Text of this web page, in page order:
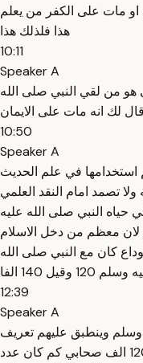
او مات على الكفر من يعلم
هذا فلذلك هذا
10:11
Speaker A
هو من لقي النبي صلى الله
10:50
Speaker A
استخدامها في علم الحديث
ولا تصمد امام النقد العلمي
حياه النبي صلى الله عليه
لان معظم من دخل الاسلام
كان مع النبي صلى الله
12:39
Speaker A
وسلم وينطبق عليهم تعريف
الصحابي بتعريف اهل اهل الحديث هم 120 الف صحابي كم كان عدد